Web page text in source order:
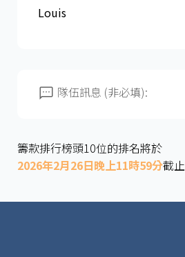
Louis
隊伍訊息 (非必填):
籌款排行榜頭10位的排名將於
2026年2月26日晚上11時59分截止